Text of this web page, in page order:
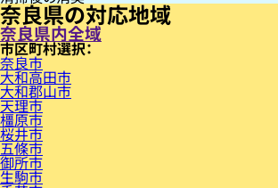
奈良県の対応地域
奈良県内全域
市区町村
奈良市
大和高田市
大和郡山市
天理市
橿原市
桜井市
五條市
御所市
生駒市